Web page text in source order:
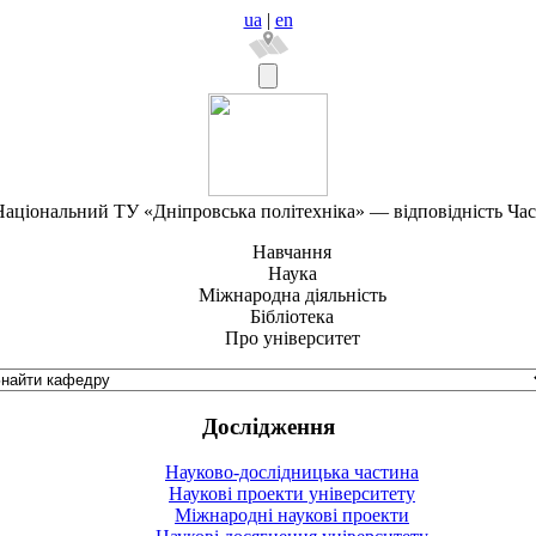
ua | en
ТУ «Дніпровська політехніка» — відповідність
Навчання
Наука
Міжнародна діяльність
Бібліотека
Про університет
Дослідження
Науково-дослідницька частина
Наукові проекти університету
Міжнародні наукові проекти